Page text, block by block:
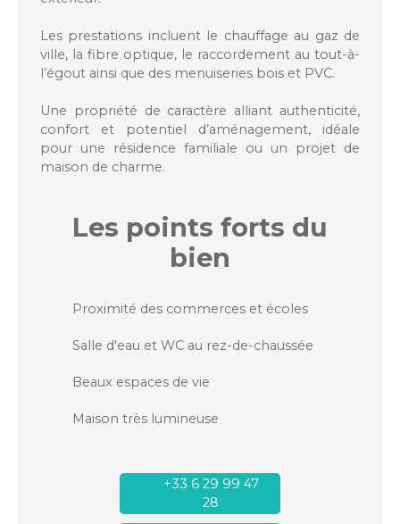
Les prestations incluent le chauffage au gaz de
ville, la fibre optique, le raccordement au tout-à-
l’égout ainsi que des menuiseries bois et PVC.
Une propriété de caractère alliant authenticité,
confort et potentiel d’aménagement, idéale
pour une résidence familiale ou un projet de
maison de charme.
Les points forts du
bien
Proximité des commerces et écoles
Salle d'eau et WC au rez-de-chaussée
Beaux espaces de vie
Maison très lumineuse
+33 6 29 99 47
28